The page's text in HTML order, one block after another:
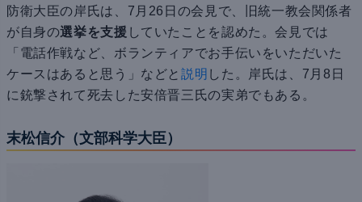
防衛大臣の岸氏は、7月26日の会見で、旧統一教会関係者
が自身の選挙を支援 していたことを認めた。会見では
「電話作戦など、ボランティアでお手伝いをいただいた
ケースはあると思う」などと説明 した。岸氏は、7月8日
に銃撃されて死去した安倍晋三氏の実弟でもある。
末松信介（文部科学大臣）